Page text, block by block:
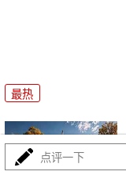
最热
点评一下